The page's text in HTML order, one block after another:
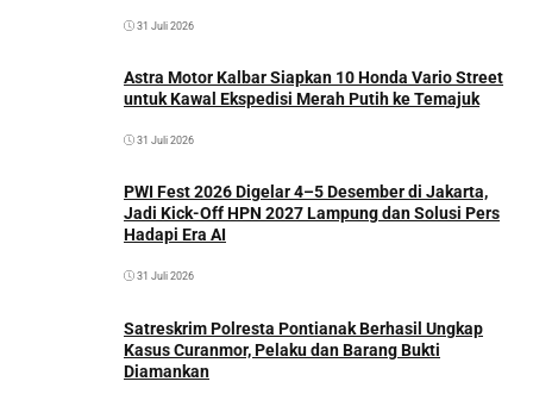
31 Juli 2026
Astra Motor Kalbar Siapkan 10 Honda Vario Street
untuk Kawal Ekspedisi Merah Putih ke Temajuk
31 Juli 2026
PWI Fest 2026 Digelar 4–5 Desember di Jakarta,
Jadi Kick-Off HPN 2027 Lampung dan Solusi Pers
Hadapi Era AI
31 Juli 2026
Satreskrim Polresta Pontianak Berhasil Ungkap
Kasus Curanmor, Pelaku dan Barang Bukti
Diamankan